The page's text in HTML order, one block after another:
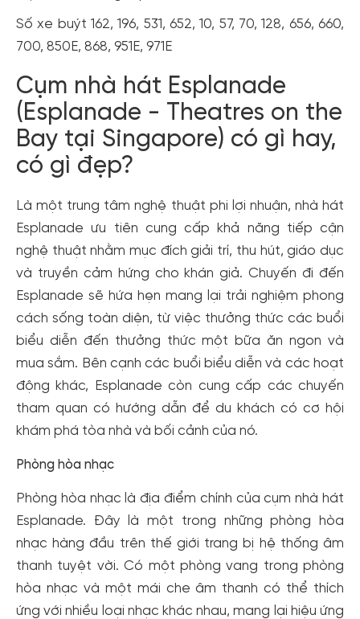
Số xe buýt 162, 196, 531, 652, 10, 57, 70, 128, 656, 660,
700, 850E, 868, 951E, 971E
Cụm nhà hát Esplanade
(Esplanade - Theatres on the
Bay tại Singapore) có gì hay,
có gì đẹp?
Là một trung tâm nghệ thuật phi lợi nhuận, nhà hát
Esplanade ưu tiên cung cấp khả năng tiếp cận
nghệ thuật nhằm mục đích giải trí, thu hút, giáo dục
và truyền cảm hứng cho khán giả. Chuyến đi đến
Esplanade sẽ hứa hẹn mang lại trải nghiệm phong
cách sống toàn diện, từ việc thưởng thức các buổi
biểu diễn đến thưởng thức một bữa ăn ngon và
mua sắm. Bên cạnh các buổi biểu diễn và các hoạt
động khác, Esplanade còn cung cấp các chuyến
tham quan có hướng dẫn để du khách có cơ hội
khám phá tòa nhà và bối cảnh của nó.
Phòng hòa nhạc
Phòng hòa nhạc là địa điểm chính của cụm nhà hát
Esplanade. Đây là một trong những phòng hòa
nhạc hàng đầu trên thế giới trang bị hệ thống âm
thanh tuyệt vời. Có một phòng vang trong phòng
hòa nhạc và một mái che âm thanh có thể thích
ứng với nhiều loại nhạc khác nhau, mang lại hiệu ứng